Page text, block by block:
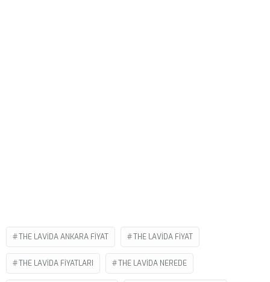
THE LAVIDA ANKARA FIYAT THE LAVIDA FIYAT
THE LAVIDA FIYATLARI THE LAVIDA NEREDE